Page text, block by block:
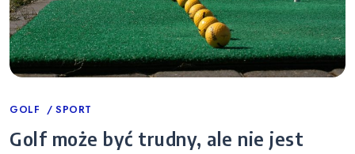
Categories
GOLF SPORT
Golf może być trudny, ale nie jest